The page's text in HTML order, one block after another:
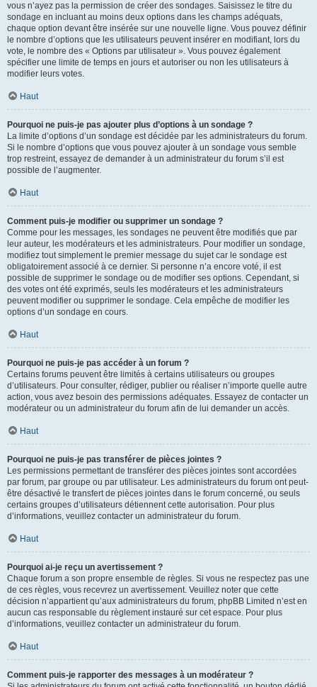
vous n’ayez pas la permission de créer des sondages. Saisissez le titre du
sondage en incluant au moins deux options dans les champs adéquats,
chaque option devant être insérée sur une nouvelle ligne. Vous pouvez définir
le nombre d’options que les utilisateurs peuvent insérer en modifiant, lors du
vote, le nombre des « Options par utilisateur ». Vous pouvez également
spécifier une limite de temps en jours et autoriser ou non les utilisateurs à
modifier leurs votes.
Haut
Pourquoi ne puis-je pas ajouter plus d’options à un sondage ?
La limite d’options d’un sondage est décidée par les administrateurs du forum.
Si le nombre d’options que vous pouvez ajouter à un sondage vous semble
trop restreint, essayez de demander à un administrateur du forum s’il est
possible de l’augmenter.
Haut
Comment puis-je modifier ou supprimer un sondage ?
Comme pour les messages, les sondages ne peuvent être modifiés que par
leur auteur, les modérateurs et les administrateurs. Pour modifier un sondage,
modifiez tout simplement le premier message du sujet car le sondage est
obligatoirement associé à ce dernier. Si personne n’a encore voté, il est
possible de supprimer le sondage ou de modifier ses options. Cependant, si
des votes ont été exprimés, seuls les modérateurs et les administrateurs
peuvent modifier ou supprimer le sondage. Cela empêche de modifier les
options d’un sondage en cours.
Haut
Pourquoi ne puis-je pas accéder à un forum ?
Certains forums peuvent être limités à certains utilisateurs ou groupes
d’utilisateurs. Pour consulter, rédiger, publier ou réaliser n’importe quelle autre
action, vous avez besoin des permissions adéquates. Essayez de contacter un
modérateur ou un administrateur du forum afin de lui demander un accès.
Haut
Pourquoi ne puis-je pas transférer de pièces jointes ?
Les permissions permettant de transférer des pièces jointes sont accordées
par forum, par groupe ou par utilisateur. Les administrateurs du forum ont peut-
être désactivé le transfert de pièces jointes dans le forum concerné, ou seuls
certains groupes d’utilisateurs détiennent cette autorisation. Pour plus
d’informations, veuillez contacter un administrateur du forum.
Haut
Pourquoi ai-je reçu un avertissement ?
Chaque forum a son propre ensemble de règles. Si vous ne respectez pas une
de ces règles, vous recevrez un avertissement. Veuillez noter que cette
décision n’appartient qu’aux administrateurs du forum, phpBB Limited n’est en
aucun cas responsable du règlement instauré sur cet espace. Pour plus
d’informations, veuillez contacter un administrateur du forum.
Haut
Comment puis-je rapporter des messages à un modérateur ?